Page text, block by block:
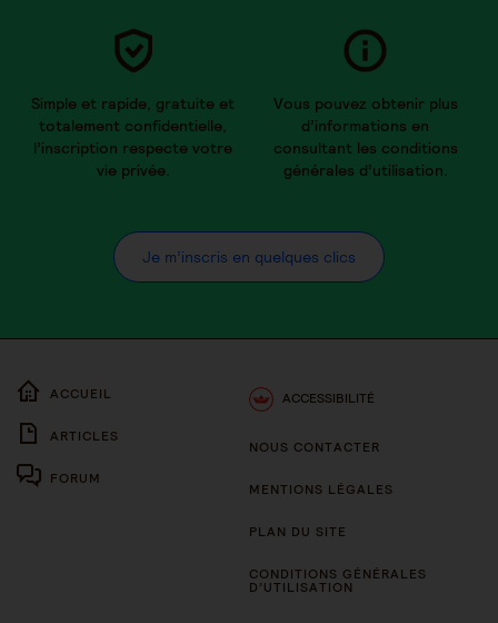
Simple et rapide, gratuite et
totalement confidentielle,
l’inscription respecte votre
vie privée.
Vous pouvez obtenir plus
d’informations en
consultant les conditions
générales d’utilisation.
Je m’inscris en quelques clics
ACCUEIL
ARTICLES
FORUM
ACCESSIBILITÉ
NOUS CONTACTER
MENTIONS LÉGALES
PLAN DU SITE
CONDITIONS GÉNÉRALES
D’UTILISATION